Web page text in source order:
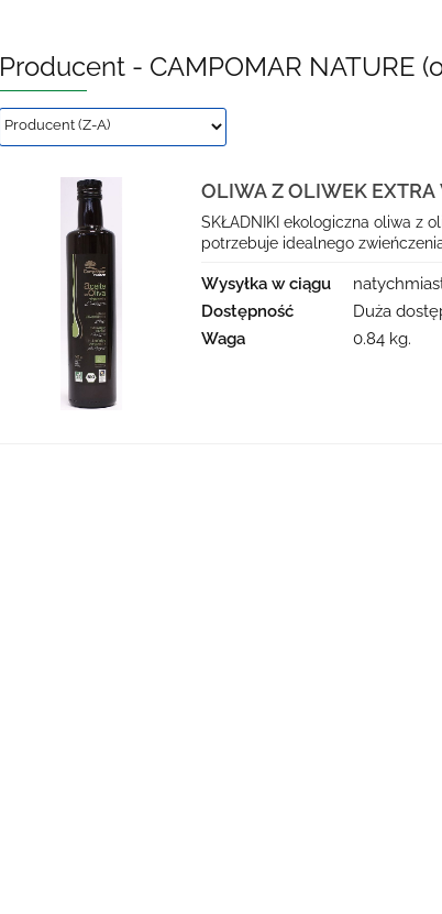
Producent - CAMPOMAR NATURE
OLIWA Z OLIWEK
CAMPOMAR NATURE
SKŁADNIKI ekologiczna oliwa z
potrzebuje idealnego
Wysyłka w ciągu
Dostępność
Duża
Waga
0.84 kg.